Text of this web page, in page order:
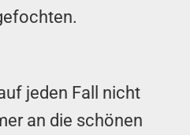
jeden Fall nicht
an die schönen